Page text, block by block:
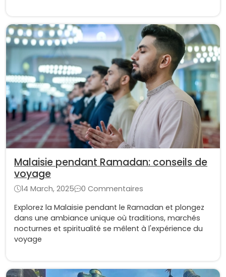
Malaisie pendant Ramadan: conseils de
voyage
14 March, 2025
0 Commentaires
Explorez la Malaisie pendant le Ramadan et plongez
dans une ambiance unique où traditions, marchés
nocturnes et spiritualité se mêlent à l'expérience du
voyage